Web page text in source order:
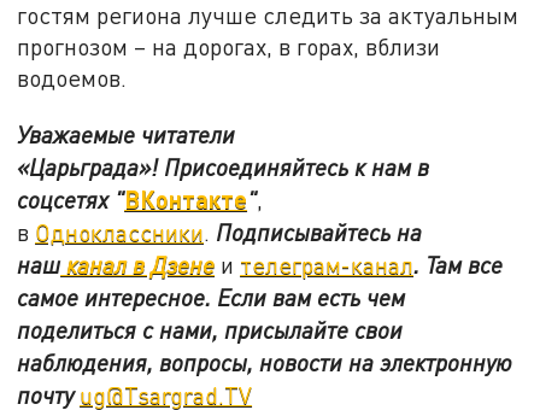
гостям региона лучше следить за актуальным
прогнозом – на дорогах, в горах, вблизи
водоемов.
Уважаемые читатели
«Царьграда»! Присоединяйтесь к нам в
соцсетях "ВКонтакте",
в Одноклассники. Подписывайтесь на
нашканал в Дзене и телеграм-канал. Там все
самое интересное. Если вам есть чем
поделиться с нами, присылайте свои
наблюдения, вопросы, новости на электронную
почтуug@Tsargrad.TV